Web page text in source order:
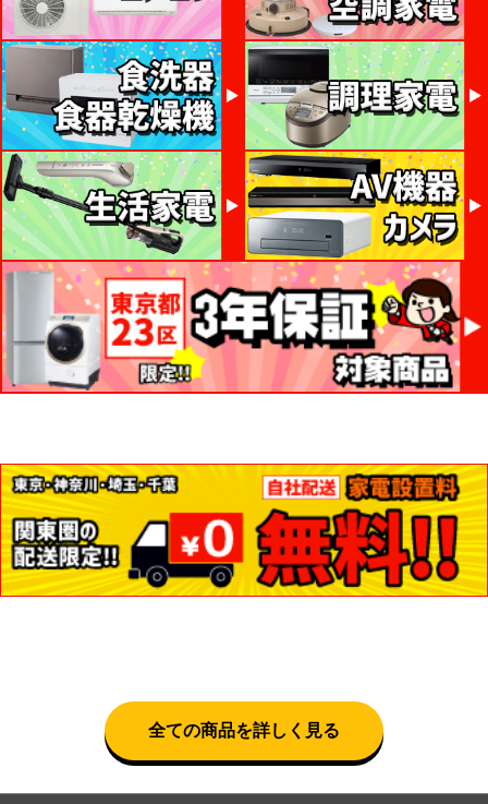
全ての商品を詳しく見る